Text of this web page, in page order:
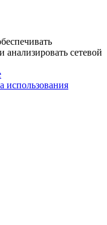
сетевой
использования